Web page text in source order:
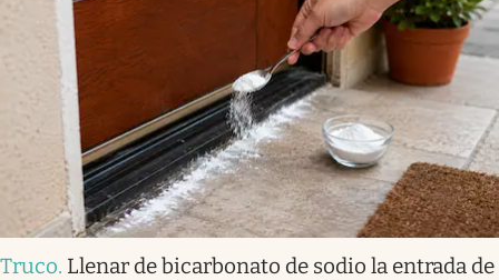
Truco. Llenar de bicarbonato de sodio la entrada de